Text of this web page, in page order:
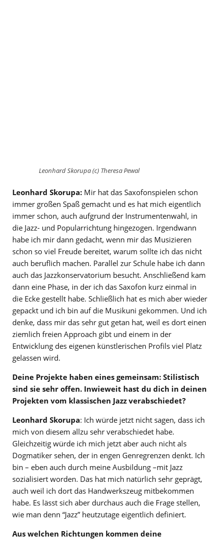
Leonhard Skorupa (c) Theresa Pewal
Leonhard Skorupa: Mir hat das Saxofonspielen schon
immer großen Spaß gemacht und es hat mich eigentlich
immer schon, auch aufgrund der Instrumentenwahl, in
die Jazz- und Popularrichtung hingezogen. Irgendwann
habe ich mir dann gedacht, wenn mir das Musizieren
schon so viel Freude bereitet, warum sollte ich das nicht
auch beruflich machen. Parallel zur Schule habe ich dann
auch das Jazzkonservatorium besucht. Anschließend kam
dann eine Phase, in der ich das Saxofon kurz einmal in
die Ecke gestellt habe. Schließlich hat es mich aber wieder
gepackt und ich bin auf die Musikuni gekommen. Und ich
denke, dass mir das sehr gut getan hat, weil es dort einen
ziemlich freien Approach gibt und einem in der
Entwicklung des eigenen künstlerischen Profils viel Platz
gelassen wird.
Deine Projekte haben eines gemeinsam: Stilistisch
sind sie sehr offen. Inwieweit hast du dich in deinen
Projekten vom klassischen Jazz verabschiedet?
Leonhard Skorupa: Ich würde jetzt nicht sagen, dass ich
mich von diesem allzu sehr verabschiedet habe.
Gleichzeitig würde ich mich jetzt aber auch nicht als
Dogmatiker sehen, der in engen Genregrenzen denkt. Ich
bin – eben auch durch meine Ausbildung –mit Jazz
sozialisiert worden. Das hat mich natürlich sehr geprägt,
auch weil ich dort das Handwerkszeug mitbekommen
habe. Es lässt sich aber durchaus auch die Frage stellen,
wie man denn “Jazz” heutzutage eigentlich definiert.
Aus welchen Richtungen kommen deine